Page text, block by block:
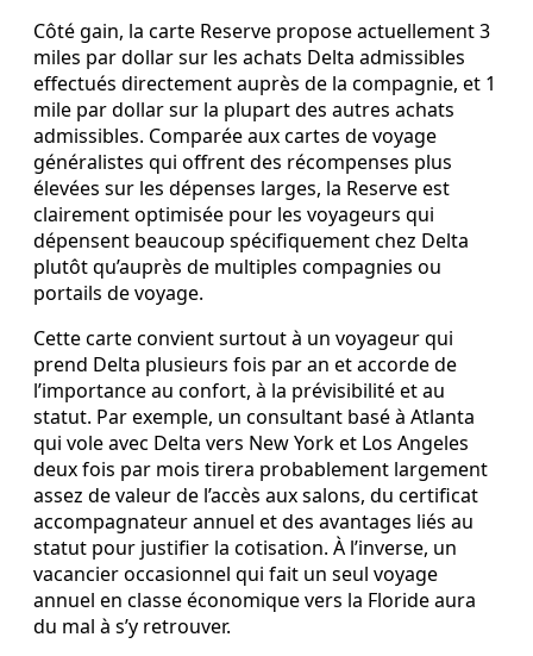
Côté gain, la carte Reserve propose actuellement 3
miles par dollar sur les achats Delta admissibles
effectués directement auprès de la compagnie, et 1
mile par dollar sur la plupart des autres achats
admissibles. Comparée aux cartes de voyage
généralistes qui offrent des récompenses plus
élevées sur les dépenses larges, la Reserve est
clairement optimisée pour les voyageurs qui
dépensent beaucoup spécifiquement chez Delta
plutôt qu’auprès de multiples compagnies ou
portails de voyage.
Cette carte convient surtout à un voyageur qui
prend Delta plusieurs fois par an et accorde de
l’importance au confort, à la prévisibilité et au
statut. Par exemple, un consultant basé à Atlanta
qui vole avec Delta vers New York et Los Angeles
deux fois par mois tirera probablement largement
assez de valeur de l’accès aux salons, du certificat
accompagnateur annuel et des avantages liés au
statut pour justifier la cotisation. À l’inverse, un
vacancier occasionnel qui fait un seul voyage
annuel en classe économique vers la Floride aura
du mal à s’y retrouver.